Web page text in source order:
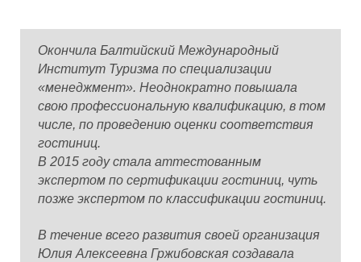
Окончила Балтийский Международный
Институт Туризма по специализации
«менеджмент». Неоднократно повышала
свою профессиональную квалификацию, в том
числе, по проведению оценки соответствия
гостиниц.
В 2015 году стала аттестованным
экспертом по сертификации гостиниц, чуть
позже экспертом по классификации гостиниц.
В течение всего развития своей организация
Юлия Алексеевна Гржибовская создавала